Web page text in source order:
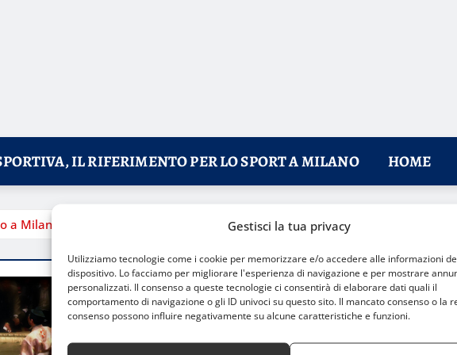
Gestisci la tua privacy
Utilizziamo tecnologie come i cookie per memorizzare e/o accedere alle informazioni
dispositivo. Lo facciamo per migliorare l'esperienza di navigazione e per mostrare
personalizzati. Il consenso a queste tecnologie ci consentirà di elaborare dati quali il
comportamento di navigazione o gli ID univoci su questo sito. Il mancato consenso o la
consenso possono influire negativamente su alcune caratteristiche e funzioni.
IL RIFERIMENTO PER LO SPORT A MILANO HOME
a Milano: tradizione e spettacolo